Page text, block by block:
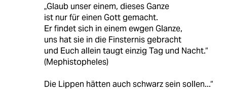
„Glaub unser einem, dieses Ganze
ist nur für einen Gott gemacht.
Er findet sich in einem ewgen Glanze,
uns hat sie in die Finsternis gebracht
und Euch allein taugt einzig Tag und Nacht.“
(Mephistopheles)
Die Lippen hätten auch schwarz sein sollen...“